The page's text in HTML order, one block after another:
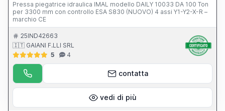
Pressa piegatrice idraulica IMAL modello DAILY 10033 DA 100 Ton
per 3300 mm con controllo ESA S830 (NUOVO) 4 assi Y1-Y2-X-R –
marchio CE
25IND42663
🇮🇹 GAIANI F.LLI SRL
5
4
contatta
vedi di più